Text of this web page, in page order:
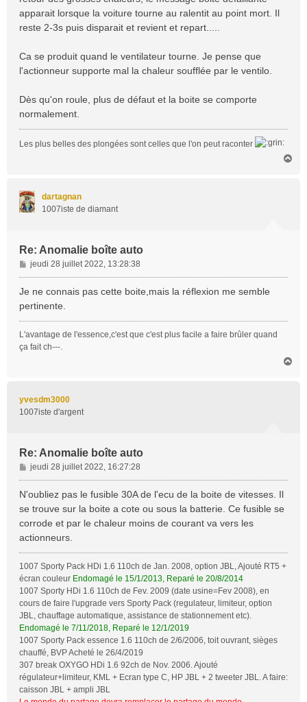
apparait lorsque la voiture tourne au ralentit au point mort. Il
reste 2-3s puis disparait et revient et repart.....
Ca se produit quand le ventilateur tourne. Je pense que
l'actionneur supporte mal la chaleur soufflée par le ventilo.
Dès qu'on roule, plus de défaut et la boite se comporte
normalement.
Les plus belles des plongées sont celles que l'on peut raconter
dartagnan
1007iste de diamant
Re: Anomalie boîte auto
M
e
s
e
jeudi 28 juillet 2022, 13:28:38
Je ne connais pas cette boite,mais la réflexion me semble
pertinente.
L'avantage de l'essence,c'est que c'est plus facile a faire brûler quand
ça fait ch---.
yvesdm3000
1007iste d'argent
Re: Anomalie boîte auto
M
e
s
g
e
jeudi 28 juillet 2022, 16:27:28
N'oubliez pas le fusible 30A de l'ecu de la boite de vitesses. Il
se trouve sur la boite a cote ou sous la batterie. Ce fusible se
corrode et par le chaleur moins de courant va vers les
actionneurs.
1007 Sporty Pack HDi 1.6 110ch de Jan. 2008, option JBL, Ajouté RT5 +
écran couleur Endomagé le 15/1/2013, Reparé le 20/8/2014
1007 Sporty HDi 1.6 110ch de Fev. 2009 (date usine=Fev 2008), en
cours de faire l'upgrade vers Sporty Pack (regulateur, limiteur, option
JBL, chauffage automatique, assistance de stationnement etc).
Endomagé le 7/11/2018, Reparé le 12/1/2019
1007 Sporty Pack essence 1.6 110ch de 2/6/2006, toit ouvrant, sièges
chauffé, BVP Acheté le 26/4/2019
307 break OXYGO HDi 1.6 92ch de Nov. 2006. Ajouté
régulateur+limiteur, KML + Ecran type C, HP JBL + 2 tweeter JBL. A faire:
caisson JBL + ampli JBL